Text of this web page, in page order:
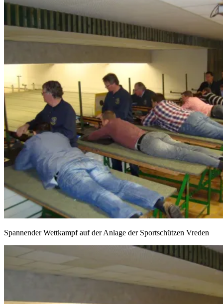
Spannender Wettkampf auf der Anlage der Sportschützen Vreden